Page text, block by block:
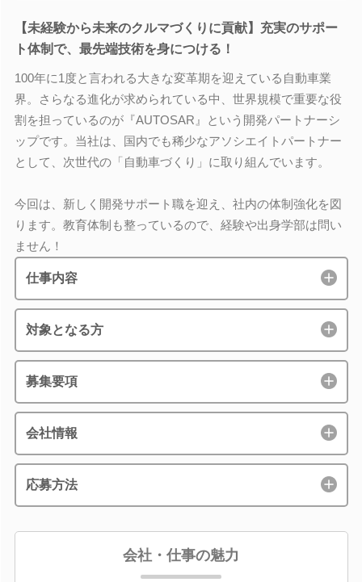
【未経験から未来のクルマづくりに貢献】充実のサポー
ト体制で、最先端技術を身につける！
100年に1度と言われる大きな変革期を迎えている自動車業
界。さらなる進化が求められている中、世界規模で重要な役
割を担っているのが『AUTOSAR』という開発パートナーシ
ップです。当社は、国内でも稀少なアソシエイトパートナー
として、次世代の「自動車づくり」に取り組んでいます。
今回は、新しく開発サポート職を迎え、社内の体制強化を図
ります。教育体制も整っているので、経験や出身学部は問い
ません！
仕事内容
対象となる方
募集要項
会社情報
応募方法
会社・仕事の魅力